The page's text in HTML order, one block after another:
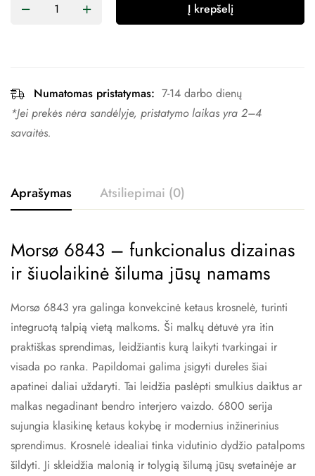
Į krepšelį
Numatomas pristatymas: 7-14 darbo dienų
*Jei prekės nėra sandėlyje, pristatymo laikas yra 2–4 ​​
savaitės.
Aprašymas Atsiliepimai (0)
Morsø 6843 – funkcionalus dizainas
ir šiuolaikinė šiluma jūsų namams
Morsø 6843 yra galinga konvekcinė ketaus krosnelė, turinti
integruotą talpią vietą malkoms. Ši malkų dėtuvė yra itin
praktiškas sprendimas, leidžiantis kurą laikyti tvarkingai ir
visada po ranka. Papildomai galima įsigyti dureles šiai
apatinei daliai uždaryti. Tai leidžia paslėpti smulkius daiktus ar
malkas negadinant bendro interjero vaizdo. 6800 serija
sujungia klasikinę ketaus kokybę ir modernius inžinerinius
sprendimus. Krosnelė idealiai tinka vidutinio dydžio patalpoms
šildyti. Ji skleidžia malonią ir tolygią šilumą jūsų svetainėje ar